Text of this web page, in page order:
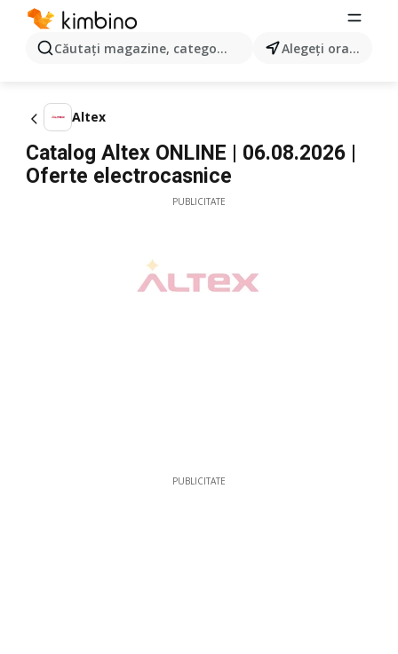
Căutaţi magazine, categorii, produse... Alegeţi oraşul
Altex
Catalog Altex ONLINE | 06.08.2026 |
Oferte electrocasnice
PUBLICITATE
PUBLICITATE